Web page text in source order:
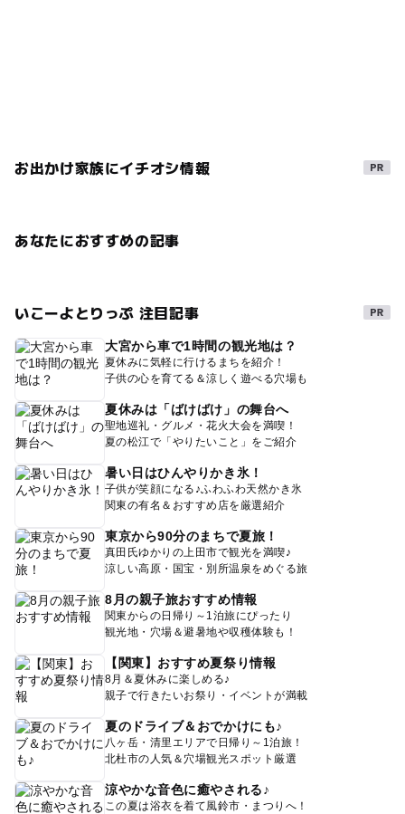
お出かけ家族にイチオシ情報
あなたにおすすめの記事
いこーよとりっぷ 注目記事
大宮から車で1時間の観光地は？
夏休みに気軽に行けるまちを紹介！
子供の心を育てる＆涼しく遊べる穴場も
夏休みは「ばけばけ」の舞台へ
聖地巡礼・グルメ・花火大会を満喫！
夏の松江で「やりたいこと」をご紹介
暑い日はひんやりかき氷！
子供が笑顔になる♪ふわふわ天然かき氷
関東の有名＆おすすめ店を厳選紹介
東京から90分のまちで夏旅！
真田氏ゆかりの上田市で観光を満喫♪
涼しい高原・国宝・別所温泉をめぐる旅
8月の親子旅おすすめ情報
関東からの日帰り～1泊旅にぴったり
観光地・穴場＆避暑地や収穫体験も！
【関東】おすすめ夏祭り情報
8月＆夏休みに楽しめる♪
親子で行きたいお祭り・イベントが満載
夏のドライブ＆おでかけにも♪
八ヶ岳・清里エリアで日帰り～1泊旅！
北杜市の人気＆穴場観光スポット厳選
涼やかな音色に癒やされる♪
この夏は浴衣を着て風鈴市・まつりへ！